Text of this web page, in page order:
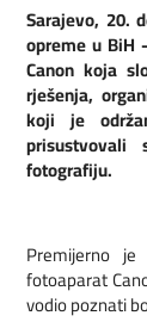
Sarajevo, 20.
opreme u BiH
Canon koja
rješenja,
koji je
fotografiju.
Premijerno
fotoaparat
vodio poznati